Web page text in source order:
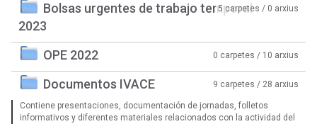
Bolsas urgentes de trabajo temporal
2023
5 carpetes / 0 arxius
OPE 2022 0 carpetes / 10 arxius
Documentos IVACE 9 carpetes / 28 arxius
Contiene presentaciones, documentación de jornadas, folletos
informativos y diferentes materiales relacionados con la actividad del